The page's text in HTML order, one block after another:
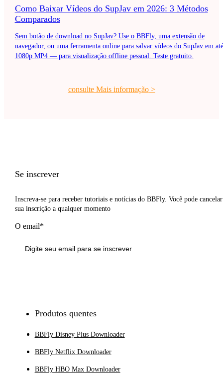
Como Baixar Vídeos do SupJav em 2026: 3 Métodos
Comparados
Sem botão de download no SupJav? Use o BBFly, uma extensão de
navegador, ou uma ferramenta online para salvar vídeos do SupJav em até
1080p MP4 — para visualização offline pessoal. Teste gratuito.
consulte Mais informação>
Se inscrever
Inscreva-se para receber tutoriais e notícias do BBFly. Você pode cancelar
sua inscrição a qualquer momento
O email*
Produtos quentes
BBFly Disney Plus Downloader
BBFly Netflix Downloader
BBFly HBO Max Downloader